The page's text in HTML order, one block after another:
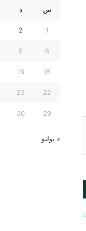
س د
1
2
8
9
15
16
22
23
29
30
« يوليو